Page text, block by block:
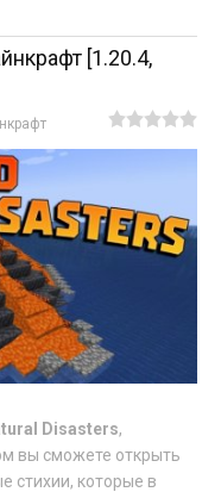
[1.20.4,
Disasters,
вы сможете открыть
стихии, которые в